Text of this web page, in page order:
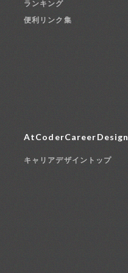
ランキング
便利リンク集
AtCoderCareerDesign
キャリアデザイントップ